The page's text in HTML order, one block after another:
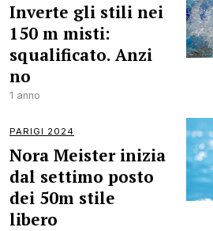
Inverte gli stili nei
150 m misti:
squalificato. Anzi
no
1 anno
PARIGI 2024
Nora Meister inizia
dal settimo posto
dei 50m stile
libero